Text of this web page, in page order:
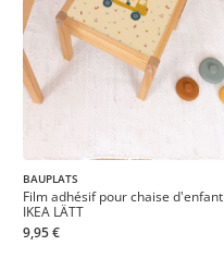
BAUPLATS
Film adhésif pour chaise d'enfant
IKEA LÄTT
9,95 €